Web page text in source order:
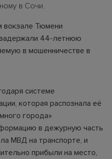
в Сочи.
вокзале Тюмени
44-летнюю
в мошенничестве в
системе
которая распознала её
города»
в дежурную часть
МВД на транспорте, и
прибыли на место,